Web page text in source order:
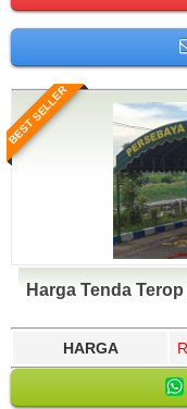
BEST SELLER
Harga Tenda
HARGA